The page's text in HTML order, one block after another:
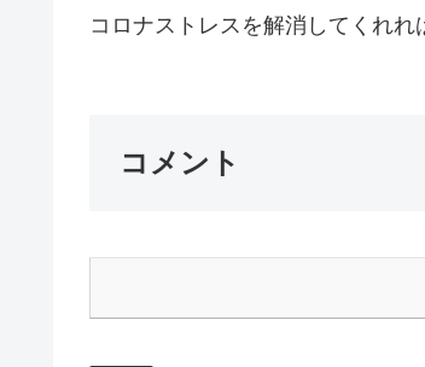
コロナストレスを解消してくれれ
コメント